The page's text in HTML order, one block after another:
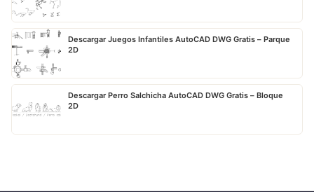
Descargar Juegos Infantiles AutoCAD DWG Gratis – Parque
2D
Descargar Perro Salchicha AutoCAD DWG Gratis – Bloque
2D